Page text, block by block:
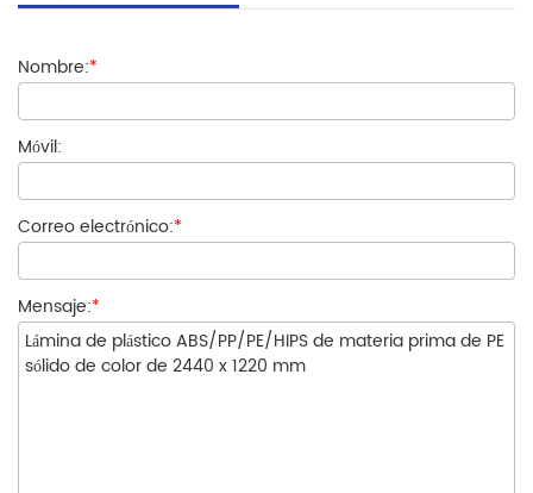
Nombre:*
Móvil:
Correo electrónico:*
Mensaje:*